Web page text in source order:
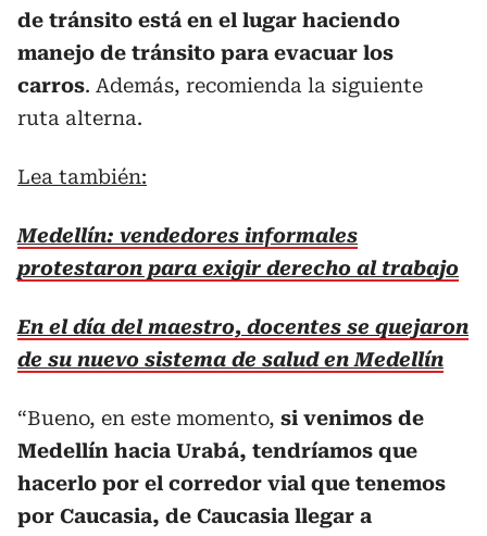
de tránsito está en el lugar haciendo
manejo de tránsito para evacuar los
carros. Además, recomienda la siguiente
ruta alterna.
Lea también:
Medellín: vendedores informales
protestaron para exigir derecho al trabajo
En el día del maestro, docentes se quejaron
de su nuevo sistema de salud en Medellín
“Bueno, en este momento, si venimos de
Medellín hacia Urabá, tendríamos que
hacerlo por el corredor vial que tenemos
por Caucasia, de Caucasia llegar a